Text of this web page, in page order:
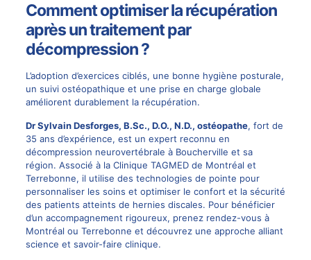
Comment optimiser la récupération
après un traitement par
décompression ?
L’adoption d’exercices ciblés, une bonne hygiène posturale,
un suivi ostéopathique et une prise en charge globale
améliorent durablement la récupération.
Dr Sylvain Desforges, B.Sc., D.O., N.D., ostéopathe, fort de
35 ans d’expérience, est un expert reconnu en
décompression neurovertébrale à Boucherville et sa
région. Associé à la Clinique TAGMED de Montréal et
Terrebonne, il utilise des technologies de pointe pour
personnaliser les soins et optimiser le confort et la sécurité
des patients atteints de hernies discales. Pour bénéficier
d’un accompagnement rigoureux, prenez rendez-vous à
Montréal ou Terrebonne et découvrez une approche alliant
science et savoir-faire clinique.